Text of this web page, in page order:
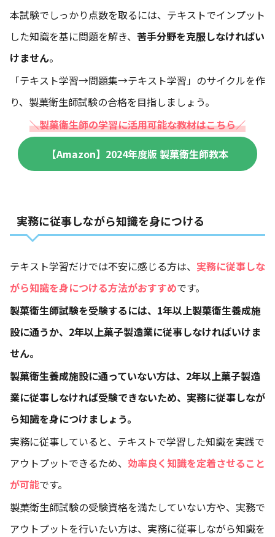
本試験でしっかり点数を取るには、テキストでインプット
した知識を基に問題を解き、 苦手分野を克服しなければい
けません。
「テキスト学習→問題集→テキスト学習」のサイクルを作
り、製菓衛生師試験の合格を目指しましょう。
＼製菓衛生師の学習に活用可能な教材はこちら／
【Amazon】2024年度版 製菓衛生師教本
実務に従事しながら知識を身につける
テキスト学習だけでは不安に感じる方は、 実務に従事しな
がら知識を身につける方法がおすすめです。
製菓衛生師試験を受験するには、1年以上製菓衛生養成施
設に通うか、2年以上菓子製造業に従事しなければいけま
せん。
製菓衛生養成施設に通っていない方は、2年以上菓子製造
業に従事しなければ受験できないため、実務に従事しなが
ら知識を身につけましょう。
実務に従事していると、テキストで学習した知識を実践で
アウトプットできるため、 効率良く知識を定着させること
が可能です。
製菓衛生師試験の受験資格を満たしていない方や、実務で
アウトプットを行いたい方は、実務に従事しながら知識を